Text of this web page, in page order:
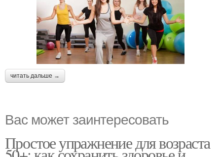
читать дальше →
Вас может заинтересовать
Простое упражнение для возраста